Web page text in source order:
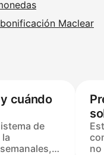
Maclear
cuándo
de
no